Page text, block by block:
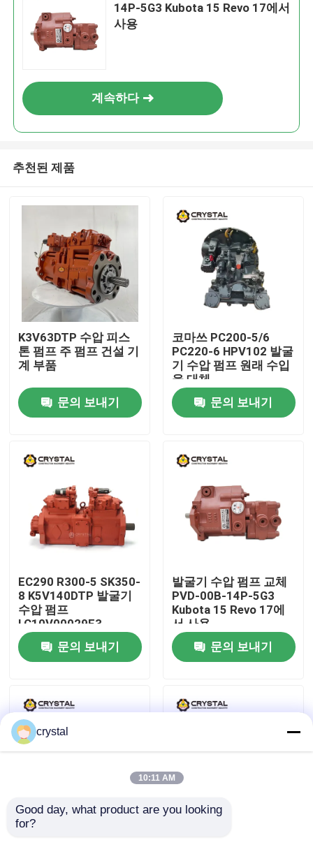
비디오
우리 에 관한 것
공장 투어
품질 관리
저희와 연락
뉴스
14P-5G3 Kubota 15 Revo 17에서
사용
계속하다
추천된 제품
K3V63DTP 수압 피스
톤 펌프 주 펌프 건설 기
계 부품
문의 보내기
코마쓰 PC200-5/6
PC220-6 HPV102 발굴
기 수압 펌프 원래 수입
을 대체
문의 보내기
EC290 R300-5 SK350-
8 K5V140DTP 발굴기
수압 펌프
LC10V00029F3
문의 보내기
발굴기 수압 펌프 교체
PVD-00B-14P-5G3
Kubota 15 Revo 17에
서 사용
문의 보내기
Yanmar ViO27-5B 발굴
crystal
10:11 AM
Good day, what product are you looking
for?